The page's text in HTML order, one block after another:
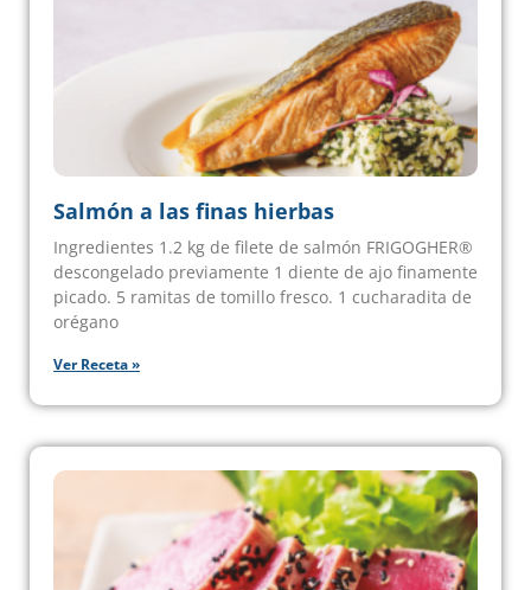
Salmón a las finas hierbas
Ingredientes 1.2 kg de filete de salmón FRIGOGHER®
descongelado previamente 1 diente de ajo finamente
picado. 5 ramitas de tomillo fresco. 1 cucharadita de
orégano
Ver Receta »